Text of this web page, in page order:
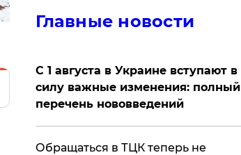
Главные новости
С 1 августа в Украине вступают в
силу важные изменения: полный
перечень нововведений
Обращаться в ТЦК теперь не